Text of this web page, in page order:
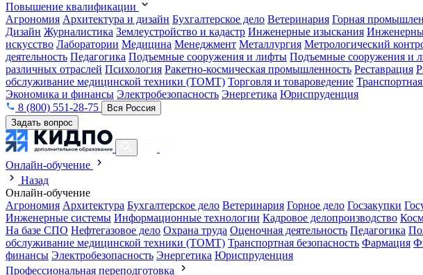
Повышение квалификации
Агрономия Архитектура и дизайн Бухгалтерское дело Ветеринария Горная
Дизайн Журналистика Землеустройство и кадастр Инженерные изыскания
искусство Лаборатории Медицина Менеджмент Металлургия Метрологический
деятельность Педагогика Подъемные сооружения и лифты Подъемные сооружения и
различных отраслей Психология Ракетно-космическая промышленность Реставрация
обслуживание медицинской техники (ТОМТ) Торговля и товароведение
Экономика и финансы Электробезопасность Энергетика Юриспруденция
8 (800) 551-28-75
Вся Россия
Задать вопрос
Онлайн-обучение
Назад
Онлайн-обучение
Агрономия Архитектура Бухгалтерское дело Ветеринария Горное дело Госзакупки
Инженерные системы Информационные технологии Кадровое делопроизводство
На базе СПО Нефтегазовое дело Охрана труда Оценочная деятельность Педагогика
обслуживание медицинской техники (ТОМТ) Транспортная безопасность Фармация
финансы Электробезопасность Энергетика Юриспруденция
Профессиональная переподготовка